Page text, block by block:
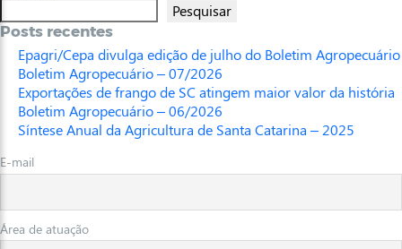
Pesquisar
Posts recentes
Epagri/Cepa divulga edição de julho do Boletim Agropecuário
Boletim Agropecuário – 07/2026
Exportações de frango de SC atingem maior valor da história
Boletim Agropecuário – 06/2026
Síntese Anual da Agricultura de Santa Catarina – 2025
E-mail
Área de atuação